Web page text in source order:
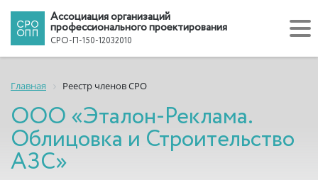
Ассоциация организаций
профессионального проектирования
СРО-П-150-12032010
Главная Реестр членов СРО
ООО «Эталон-Реклама.
Облицовка и Строительство
АЗС»